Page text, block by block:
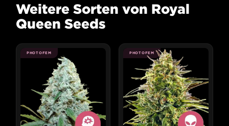
Weitere Sorten von Royal
Queen Seeds
PHOTOFEM PHOTOFEM